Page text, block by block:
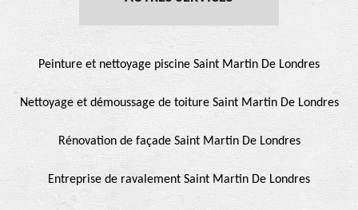
Peinture et nettoyage piscine Saint Martin De Londres
Nettoyage et démoussage de toiture Saint Martin De Londres
Rénovation de façade Saint Martin De Londres
Entreprise de ravalement Saint Martin De Londres